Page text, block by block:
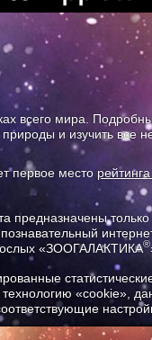
всего мира.
и изучить
первое место
«ЗООГАЛАКТИКА®
технологию